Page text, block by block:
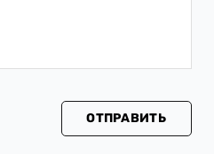
ОТПРАВИТЬ